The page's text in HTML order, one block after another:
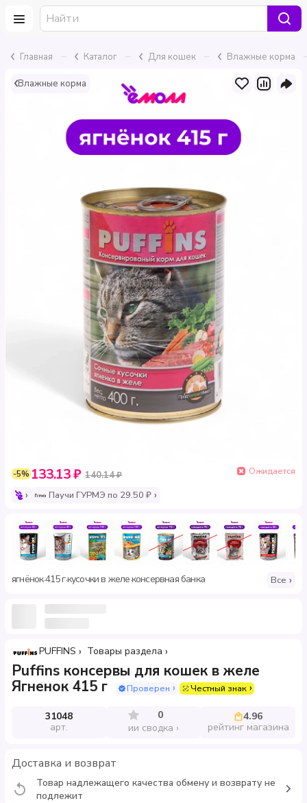
Главная – Каталог – Для кошек – Влажные корма
Влажные корма
-5% 133.13 ₽ 140.14 ₽
Ожидается
Паучи ГУРМЭ по 29.50 ₽
ягнёнок·415 г·кусочки в желе·консервная банка Все
PUFFINS Товары раздела
Puffins консервы для кошек в желе
Ягненок 415 г
Проверен Честный знак
31048
арт.
0
ии сводка
4.96
рейтинг магазина
Доставка и возврат
Товар надлежащего качества обмену и возврату не
подлежит